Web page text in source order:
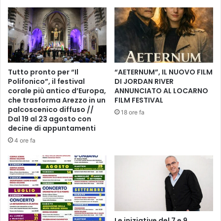
m
a
.
.
I
m
p
o
t
a
n
t
e
v
i
t
o
r
i
a
Tutto pronto per “Il
Polifonico”, il festival
corale più antico d’Europa,
che trasforma Arezzo in un
palcoscenico diffuso //
Dal 19 al 23 agosto con
decine di appuntamenti
4 ore fa
“AETERNUM”, IL NUOVO FILM
DI JORDAN RIVER
ANNUNCIATO AL LOCARNO
FILM FESTIVAL
18 ore fa